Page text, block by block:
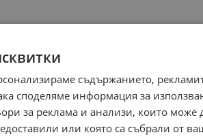
съдържанието,
споделяме информация за
за реклама и анализи, които може
или която са събрали от